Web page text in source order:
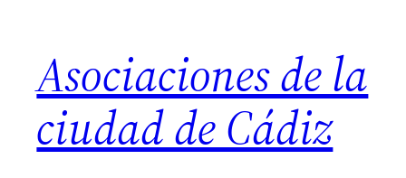
contenido
Asociaciones de la
ciudad de Cádiz